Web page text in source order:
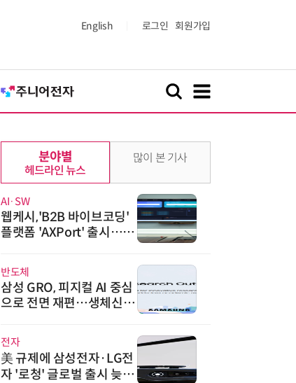
English 로그인 회원가입
분야별
헤드라인 뉴스
AI·SW
웹케시,'B2B 바이브코딩'
플랫폼 'AXPort' 출시…A
반도체
삼성 GRO, 피지컬 AI 중심
으로 전면 재편…생체신호
전자
美 규제에 삼성전자·LG전
자 '로청' 글로벌 출시 늦춘
많이 본 기사